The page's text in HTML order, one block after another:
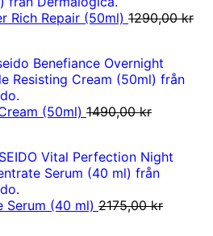
var:
2070,00 kr.1995,00
Rich Repair (50ml) 1290,00kr
kr.
(50ml) 1490,00kr
kr.
Serum (40 ml) 2175,00kr